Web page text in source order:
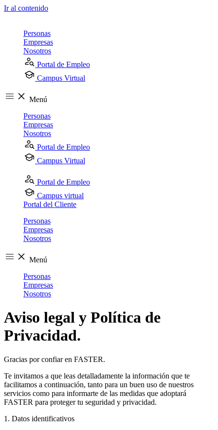
Ir al contenido
Personas
Empresas
Nosotros
Portal de Empleo
Campus Virtual
Menú
Personas
Empresas
Nosotros
Portal de Empleo
Campus Virtual
Portal de Empleo
Campus virtual
Portal del Cliente
Personas
Empresas
Nosotros
Menú
Personas
Empresas
Nosotros
Aviso legal y Política de
Privacidad.
Gracias por confiar en FASTER.
Te invitamos a que leas detalladamente la información que te
facilitamos a continuación, tanto para un buen uso de nuestros
servicios como para informarte de las medidas que adoptará
FASTER para proteger tu seguridad y privacidad.
1. Datos identificativos